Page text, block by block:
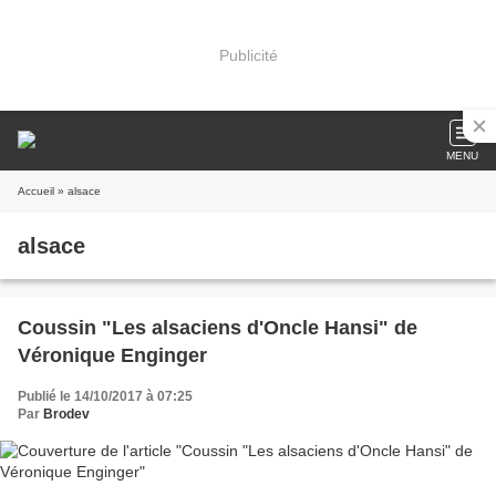
Publicité
MENU
Accueil » alsace
alsace
Coussin "Les alsaciens d'Oncle Hansi" de
Véronique Enginger
Publié le 14/10/2017 à 07:25
Par Brodev